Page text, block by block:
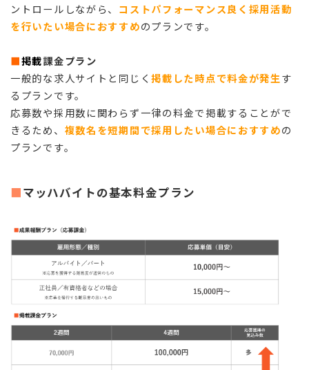
ントロールしながら、 コストパフォーマンス良く採用活動
を行いたい場合におすすめのプランです。
■掲載課金プラン
一般的な求人サイトと同じく掲載した時点で料金が発生す
るプランです。
応募数や採用数に関わらず一律の料金で掲載することがで
きるため、 複数名を短期間で採用したい場合におすすめの
プランです。
マッハバイトの基本料金プラン